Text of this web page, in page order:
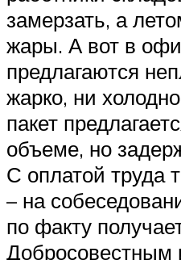
замерзать, а
жары. А вот в
предлагаются
жарко, ни
пакет
объеме, но
С оплатой труда
– на
по факту
Добросовестным